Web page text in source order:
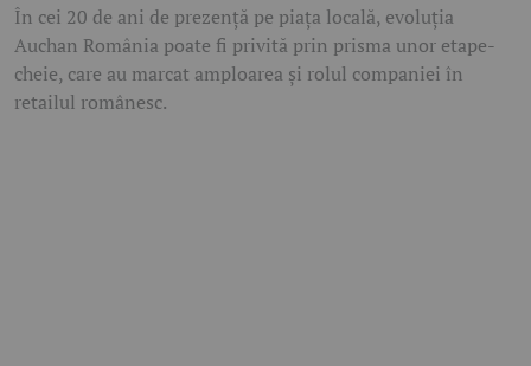
În cei 20 de ani de prezență pe piața locală, evoluția
Auchan România poate fi privită prin prisma unor etape-
cheie, care au marcat amploarea și rolul companiei în
retailul românesc.